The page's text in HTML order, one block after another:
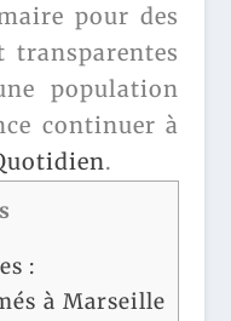
pour des
transparentes
population
continuer à
.
:
à Marseille